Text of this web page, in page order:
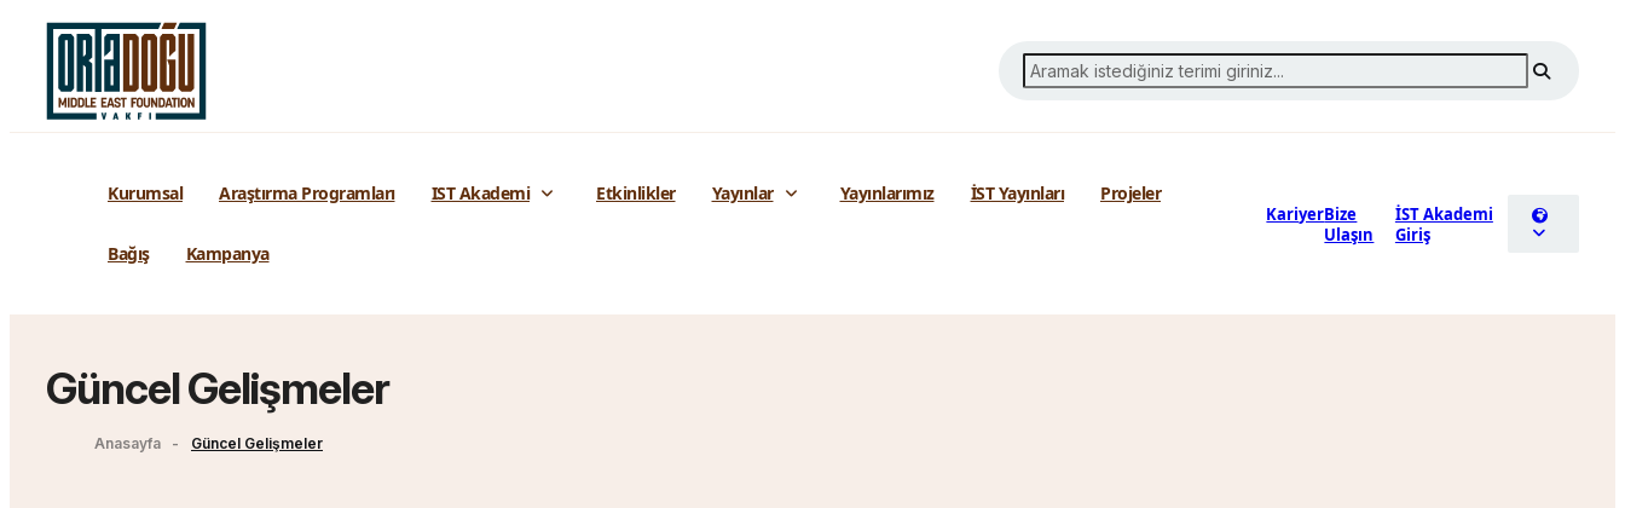
Kurumsal Araştırma Programları IST Akademi Etkinlikler Yayınlar Yayınlarımız İST Yayınları Projeler
Bağış Kampanya
KariyerBize
Ulaşın
İST Akademi
Giriş
Güncel Gelişmeler
Anasayfa Güncel Gelişmeler